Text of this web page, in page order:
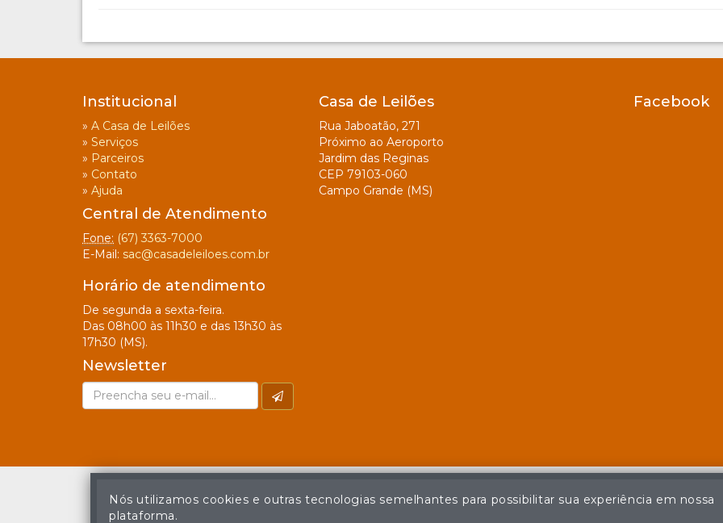
Institucional
» A Casa de Leilões
» Serviços
» Parceiros
» Contato
» Ajuda
Central de Atendimento
Fone: (67) 3363-7000
E-Mail: sac@casadeleiloes.com.br
Horário de atendimento
De segunda a sexta-feira.
Das 08h00 às 11h30 e das 13h30 às
17h30 (MS).
Newsletter
Casa de Leilões
Rua Jaboatão, 271
Próximo ao Aeroporto
Jardim das Reginas
CEP 79103-060
Campo Grande (MS)
Facebook
Nós utilizamos cookies e outras tecnologias semelhantes para possibilitar sua experiência em nossa
plataforma.